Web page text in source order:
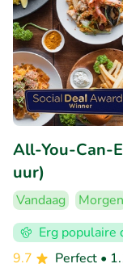
All-You-Can-
uur)
Vandaag
Morgen
Erg populaire
9.7
Perfect •